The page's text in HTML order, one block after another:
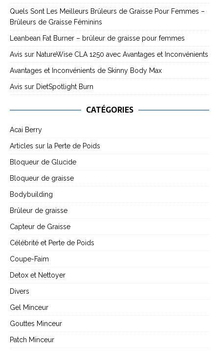
Quels Sont Les Meilleurs Brûleurs de Graisse Pour Femmes –
Brûleurs de Graisse Féminins
Leanbean Fat Burner – brûleur de graisse pour femmes
Avis sur NatureWise CLA 1250 avec Avantages et Inconvénients
Avantages et Inconvénients de Skinny Body Max
Avis sur DietSpotlight Burn
CATÉGORIES
Acai Berry
Articles sur la Perte de Poids
Bloqueur de Glucide
Bloqueur de graisse
Bodybuilding
Brûleur de graisse
Capteur de Graisse
Célébrité et Perte de Poids
Coupe-Faim
Detox et Nettoyer
Divers
Gel Minceur
Gouttes Minceur
Patch Minceur